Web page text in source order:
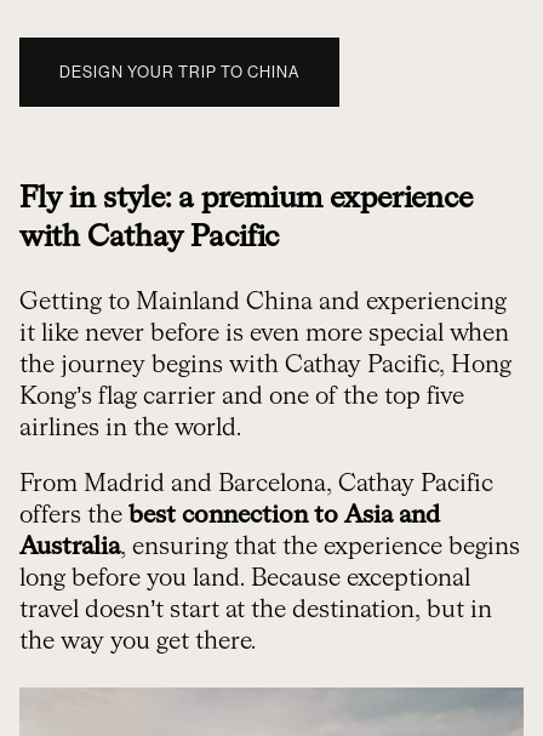
DESIGN YOUR TRIP TO CHINA
Fly in style: a premium experience
with Cathay Pacific
Getting to Mainland China and experiencing
it like never before is even more special when
the journey begins with Cathay Pacific, Hong
Kong’s flag carrier and one of the top five
airlines in the world.
From Madrid and Barcelona, Cathay Pacific
offers the best connection to Asia and
Australia, ensuring that the experience begins
long before you land. Because exceptional
travel doesn’t start at the destination, but in
the way you get there.